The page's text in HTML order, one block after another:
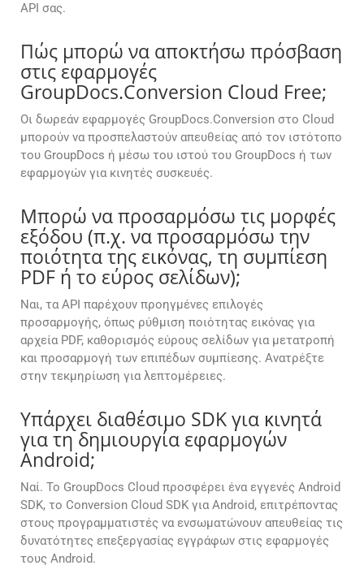
API σας.
Πώς μπορώ να αποκτήσω πρόσβαση
στις εφαρμογές
GroupDocs.Conversion Cloud Free;
Οι δωρεάν εφαρμογές GroupDocs.Conversion στο Cloud
μπορούν να προσπελαστούν απευθείας από τον ιστότοπο
του GroupDocs ή μέσω του ιστού του GroupDocs ή των
εφαρμογών για κινητές συσκευές.
Μπορώ να προσαρμόσω τις μορφές
εξόδου (π.χ. να προσαρμόσω την
ποιότητα της εικόνας, τη συμπίεση
PDF ή το εύρος σελίδων);
Ναι, τα API παρέχουν προηγμένες επιλογές
προσαρμογής, όπως ρύθμιση ποιότητας εικόνας για
αρχεία PDF, καθορισμός εύρους σελίδων για μετατροπή
και προσαρμογή των επιπέδων συμπίεσης. Ανατρέξτε
στην τεκμηρίωση για λεπτομέρειες.
Υπάρχει διαθέσιμο SDK για κινητά
για τη δημιουργία εφαρμογών
Android;
Ναί. Το GroupDocs Cloud προσφέρει ένα εγγενές Android
SDK, το Conversion Cloud SDK για Android, επιτρέποντας
στους προγραμματιστές να ενσωματώνουν απευθείας τις
δυνατότητες επεξεργασίας εγγράφων στις εφαρμογές
τους Android.